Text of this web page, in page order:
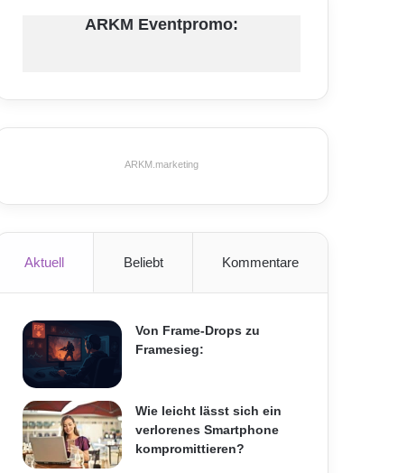
ARKM Eventpromo:
ARKM.marketing
Aktuell Beliebt Kommentare
Von Frame-Drops zu
Framesieg:
Wie leicht lässt sich ein
verlorenes Smartphone
kompromittieren?